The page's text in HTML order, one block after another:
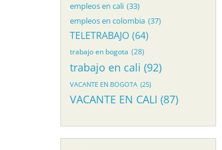
empleos en cali (33)
empleos en colombia (37)
TELETRABAJO (64)
trabajo en bogota (28)
trabajo en cali (92)
VACANTE EN BOGOTA (25)
VACANTE EN CALI (87)